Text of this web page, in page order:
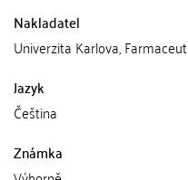
Nakladatel
Univerzita Karlova,
Jazyk
Čeština
Známka